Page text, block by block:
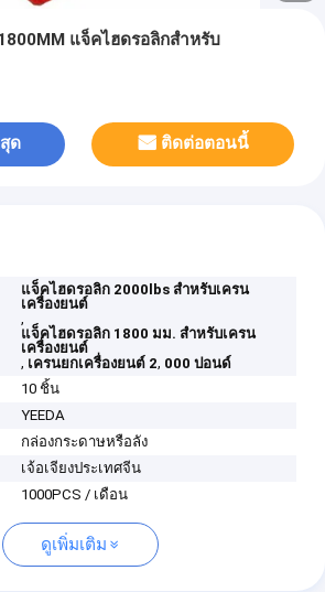
แจ็คไฮดรอลิกสำหรับ
ด ติดต่อตอนนี้
แจ็คไฮดรอลิก 2000lbs สำหรับเครน
เครื่องยนต์
,
แจ็คไฮดรอลิก 1800 มม. สำหรับเครน
เครื่องยนต์
, เครนยกเครื่องยนต์ 2, 000 ปอนด์
10 ชิ้น
YEEDA
กล่องกระดาษหรือลัง
เจ้อเจียงประเทศจีน
1000PCS / เดือน
ดูเพิ่มเติม